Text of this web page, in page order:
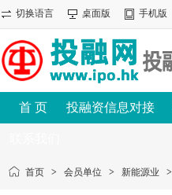
切换语言 桌面版 手机版
首 页 投融资信息对接
首页 > 会员单位 > 新能源业 >